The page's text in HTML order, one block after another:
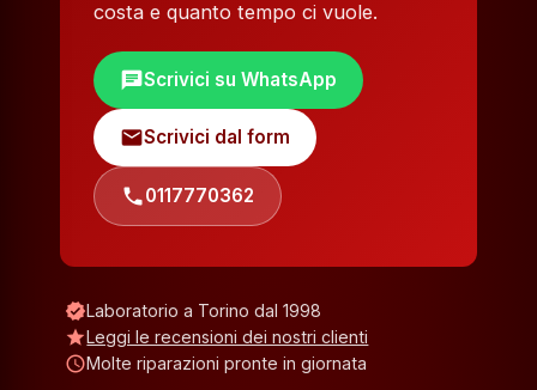
costa e quanto tempo ci vuole.
chatScrivici su WhatsApp
mailScrivici dal form
phone0117770362
verifiedLaboratorio a Torino dal 1998
starLeggi le recensioni dei nostri clienti
scheduleMolte riparazioni pronte in giornata